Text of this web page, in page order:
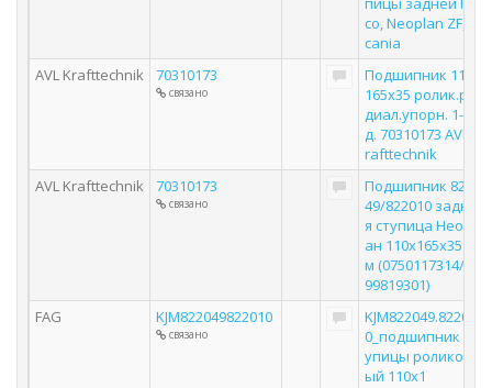
co, Neoplan ZF, S
cania
AVL Krafttechnik
70310173
связано
Подшипник 110х
165х35 ролик.ра
диал.упорн. 1-ря
д. 70310173 AVL K
rafttechnik
AVL Krafttechnik
70310173
связано
Подшипник 8220
49/822010 задня
я ступица Неопл
ан 110x165x35 м
м (0750117314/00
99819301)
FAG
KJM822049822010
связано
KJM822049.82201
0_подшипник ст
упицы роликов
ый 110х1